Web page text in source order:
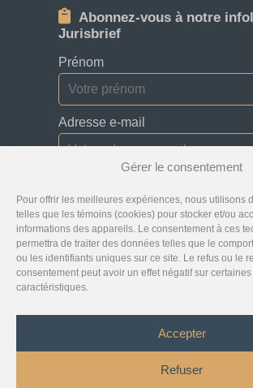
Gérer le consentement
Pour offrir les meilleures expériences, nous utilisons
telles que les témoins (cookies) pour stocker et/ou
informations des appareils. Le consentement à ces
permettra de traiter des données telles que le
ou les identifiants uniques sur ce site. Le refus ou le
consentement peut avoir un effet négatif sur
caractéristiques.
Accepter
Refuser
Abonnez-vous à notre
Jurisbrief
Prénom
Adresse e-mail
mises à jour et des courriels
la part de Jurislocator.
Veuillez lire attentivement notre
2026 - Tous droits
Droit d’auteur